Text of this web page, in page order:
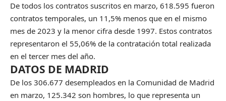
De todos los contratos suscritos en marzo, 618.595 fueron
contratos temporales, un 11,5% menos que en el mismo
mes de 2023 y la menor cifra desde 1997. Estos contratos
representaron el 55,06% de la contratación total realizada
en el tercer mes del año.
DATOS DE MADRID
De los 306.677 desempleados en la Comunidad de Madrid
en marzo, 125.342 son hombres, lo que representa un